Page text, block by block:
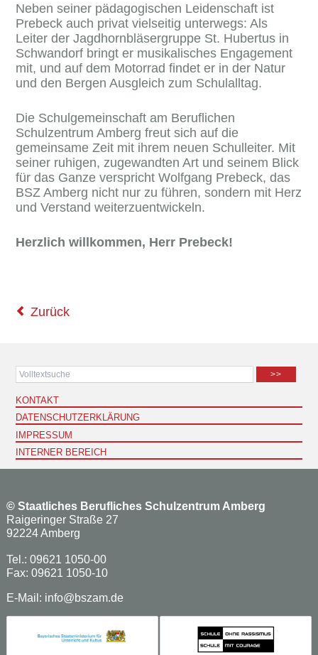
Neben seiner pädagogischen Leidenschaft ist
Prebeck auch privat vielseitig unterwegs: Als
Leiter der Jagdhornbläsergruppe St. Hubertus in
Schwandorf bringt er musikalisches Engagement
mit, und auf dem Motorrad findet er in der Natur
und den Bergen Ausgleich zum Schulalltag.
Die Schulgemeinschaft am Beruflichen
Schulzentrum Amberg freut sich auf die
gemeinsame Zeit mit ihrem neuen Schulleiter. Mit
seiner ruhigen, zugewandten Art und seinem Blick
für das Ganze verspricht Wolfgang Prebeck, das
BSZ Amberg nicht nur zu führen, sondern mit Herz
und Verstand weiterzuentwickeln.
Herzlich willkommen, Herr Prebeck!
Zurück
>>
KONTAKT
DATENSCHUTZERKLÄRUNG
IMPRESSUM
INTERNER BEREICH
© Staatliches Berufliches Schulzentrum Amberg
Raigeringer Straße 27
92224 Amberg
Tel.: 09621 1050-00
Fax: 09621 1050-10
E-Mail: info@bszam.de